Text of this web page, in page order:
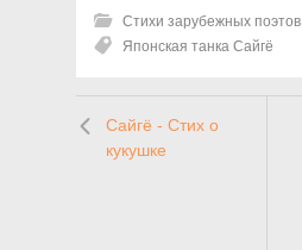
Стихи зарубежных поэтов
Японская танка Сайгё
Сайгё - Стих о
кукушке